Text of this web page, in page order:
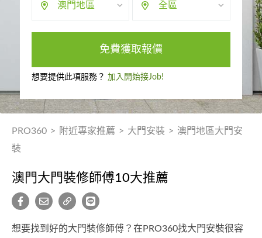
澳門地區 全區
免費獲取報價
想要提供此項服務？ 加入開始接Job!
PRO360 > 附近專家推薦 > 大門安裝 > 澳門地區大門安
裝
澳門大門裝修師傅10大推薦
想要找到好的大門裝修師傅？在PRO360找大門安裝很容